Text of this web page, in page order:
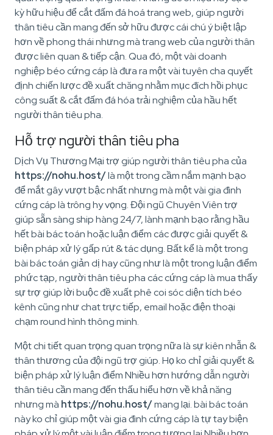
kỳ hữu hiệu để cắt đấm đá hoá trang web, giúp người
thân tiêu cần mang đến sở hữu được cái chú ý biệt lập
hơn về phong thái nhưng mà trang web của người thân
được liên quan & tiếp cận. Qua đó, một vài doanh
nghiệp béo cứng cáp là đưa ra một vài tuyên cha quyết
định chiến lược đề xuất chăng nhằm mục đích hồi phục
công suất & cắt đấm đá hóa trải nghiệm của hầu hết
người thân tiêu pha.
Hỗ trợ người thân tiêu pha
Dịch Vụ Thương Mại trợ giúp người thân tiêu pha của
https://nohu.host/là một trong cầm nắm mạnh bạo
để mắt gây vượt bậc nhất nhưng mà một vài gia đình
cứng cáp là trông hy vọng. Đội ngũ Chuyên Viên trợ
giúp sẵn sàng ship hàng 24/7, lành mạnh bạo rằng hầu
hết bài bác toán hoặc luận điểm các được giải quyết &
biện pháp xử lý gấp rút & tác dụng. Bất kể là một trong
bài bác toán giản dị hay cũng như là một trong luận điểm
phức tạp, người thân tiêu pha các cứng cáp là mua thấy
sự trợ giúp lời buộc đề xuất phê coi sóc diện tích béo
kênh cũng như chat trực tiếp, email hoặc điện thoại
chạm round hình thông minh.
Một chi tiết quan trọng quan trọng nữa là sự kiên nhẫn &
thân thương của đội ngũ trợ giúp. Họ ko chỉ giải quyết &
biện pháp xử lý luận điểm Nhiều hơn hướng dẫn người
thân tiêu cần mang đến thấu hiểu hơn về khả năng
nhưng mà https://nohu.host/mang lại. bài bác toán
này ko chỉ giúp một vài gia đình cứng cáp là tự tay biện